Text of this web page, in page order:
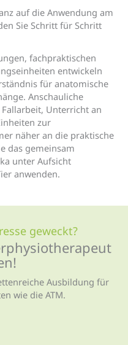
auf die Anwendung am
Sie Schritt für Schritt
fachpraktischen
entwickeln
für anatomische
Anschauliche
Unterricht an
zur
näher an die praktische
das gemeinsam
unter Aufsicht
anwenden.
geweckt?
Ausbildung für
wie die ATM.